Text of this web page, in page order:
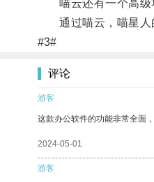
喵云还有一个高级功
通过喵云，喵星人的
#3#
评论
游客
这款办公软件的功能非常全面
2024-05-01
游客